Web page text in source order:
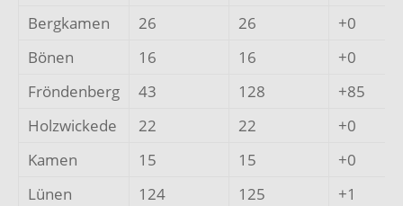
Bergkamen
26 26
+0
Bönen
16 16
+0
Fröndenberg
43 128
+85
Holzwickede
22 22
+0
Kamen
15 15
+0
Lünen
124 125
+1